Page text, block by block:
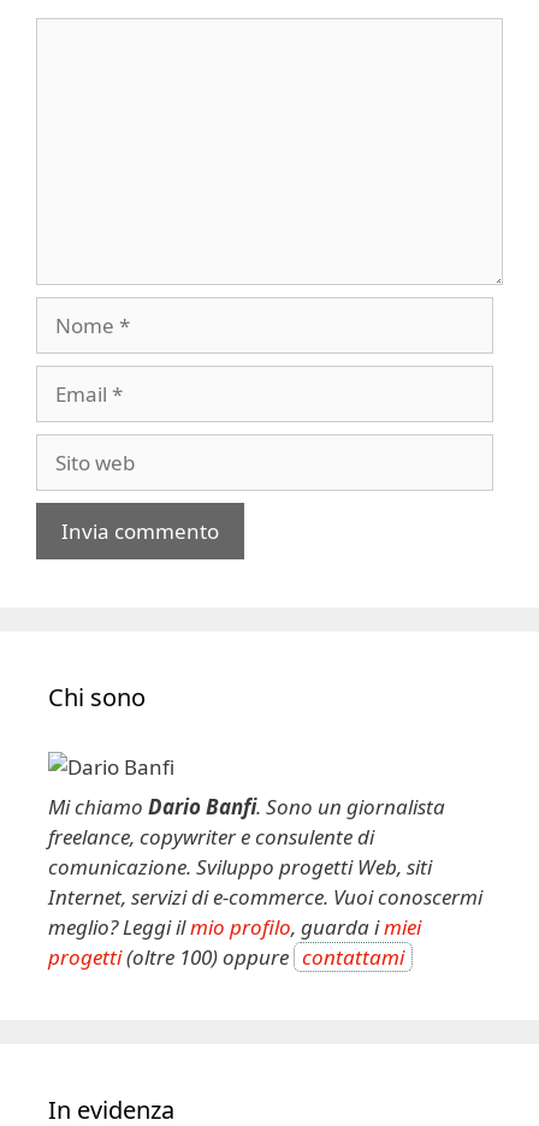
web
v
Chi sono
Mi chiamo Dario Banfi. Sono un giornalista
freelance, copywriter e consulente di
comunicazione. Sviluppo progetti Web, siti
Internet, servizi di e-commerce. Vuoi conoscermi
meglio? Leggi ilmio profilo, guarda imiei
progetti(oltre 100) oppure contattami
In evidenza